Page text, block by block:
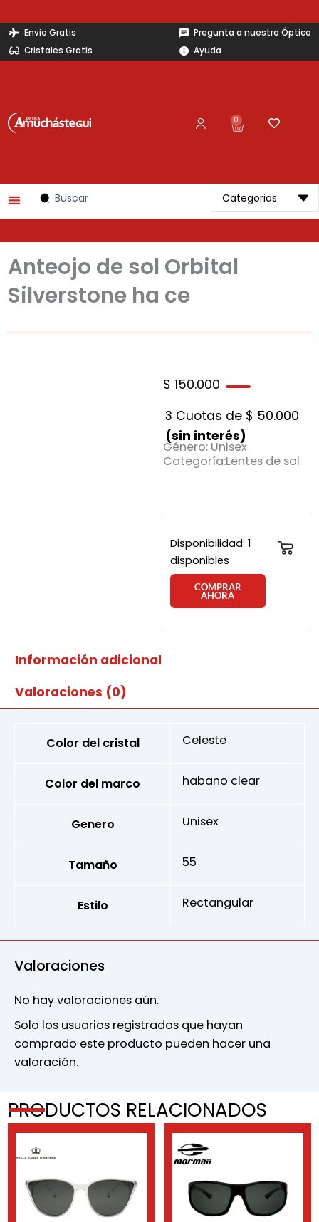
al
contenido
Envio Gratis
Cristales Gratis
Pregunta a nuestro Óptico
Ayuda
0
Carrito
Search
Anteojo de sol Orbital
Silverstone ha ce
$ 150.000
3 Cuotas de $ 50.000
(sin interés)
Género: Unisex
Categoría:Lentes de sol
Disponibilidad: 1
disponibles
Anteojo
de
Orbital
Silverstone
ha
ce
COMPRAR
AHORA
Información adicional
Valoraciones (0)
Color del cristal Celeste
Color del marco habano clear
Genero Unisex
Tamaño 55
Estilo Rectangular
Valoraciones
No hay valoraciones aún.
Solo los usuarios registrados que hayan
comprado este producto pueden hacer una
valoración.
PRODUCTOS RELACIONADOS